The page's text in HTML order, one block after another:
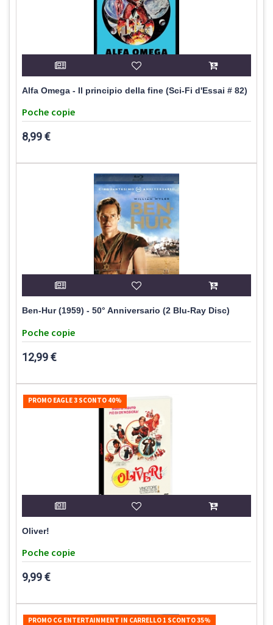
Alfa Omega - Il principio della fine (Sci-Fi d'Essai # 82)
Poche copie
8,99 €
Ben-Hur (1959) - 50° Anniversario (2 Blu-Ray Disc)
Poche copie
12,99 €
PROMO EAGLE 3 SCONTO 40%
Oliver!
Poche copie
9,99 €
PROMO CG ENTERTAINMENT IN CARRELLO 1 SCONTO 35%